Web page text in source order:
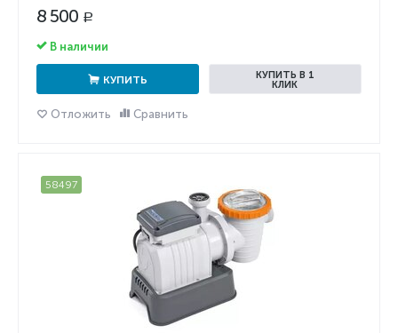
8 500 Р
В наличии
КУПИТЬ
КУПИТЬ В 1
КЛИК
Отложить Сравнить
58497